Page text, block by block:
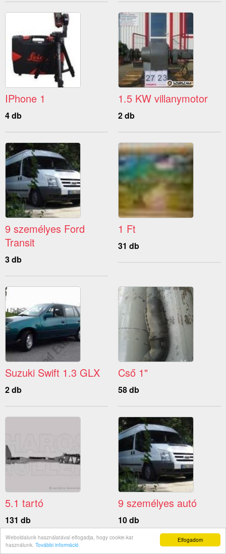
Elfogadom
Weboldalunk használatával elfogadja, hogy cookie-kat
használunk. További információ
IPhone 1
4 db
1.5 KW villanymotor
2 db
9 személyes Ford
Transit
3 db
1 Ft
31 db
Suzuki Swift 1.3 GLX
2 db
Cső 1"
58 db
5.1 tartó
131 db
9 személyes autó
10 db